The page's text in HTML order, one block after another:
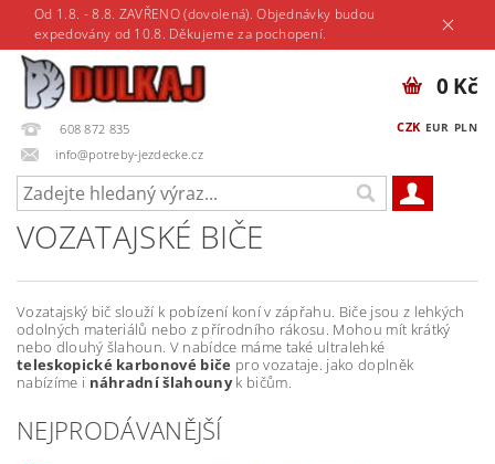
Od 1.8. - 8.8. ZAVŘENO (dovolená). Objednávky budou
expedovány od 10.8. Děkujeme za pochopení.
608 872 835
info@potreby-jezdecke.cz
CZK EUR PLN
0 Kč
VOZATAJSKÉ BIČE
Vozatajský bič slouží k pobízení koní v zápřahu. Biče jsou z lehkých
odolných materiálů nebo z přírodního rákosu. Mohou mít krátký
nebo dlouhý šlahoun. V nabídce máme také ultralehké
teleskopické karbonové biče pro vozataje. jako doplněk
nabízíme i náhradní šlahounyk bičům.
NEJPRODÁVANĚJŠÍ